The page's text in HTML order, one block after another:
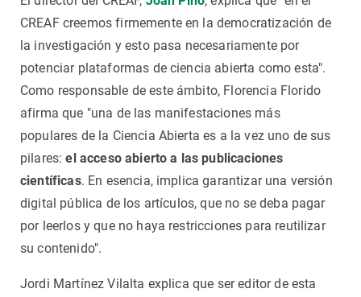
CREAF creemos firmemente en la democratización de
la investigación y esto pasa necesariamente por
potenciar plataformas de ciencia abierta como esta".
Como responsable de este ámbito, Florencia Florido
afirma que "una de las manifestaciones más
populares de la Ciencia Abierta es a la vez uno de sus
pilares:el acceso abierto a las publicaciones
científicas. En esencia, implica garantizar una versión
digital pública de los artículos, que no se deba pagar
por leerlos y que no haya restricciones para reutilizar
su contenido".
Jordi Martínez Vilalta explica que ser editor de esta